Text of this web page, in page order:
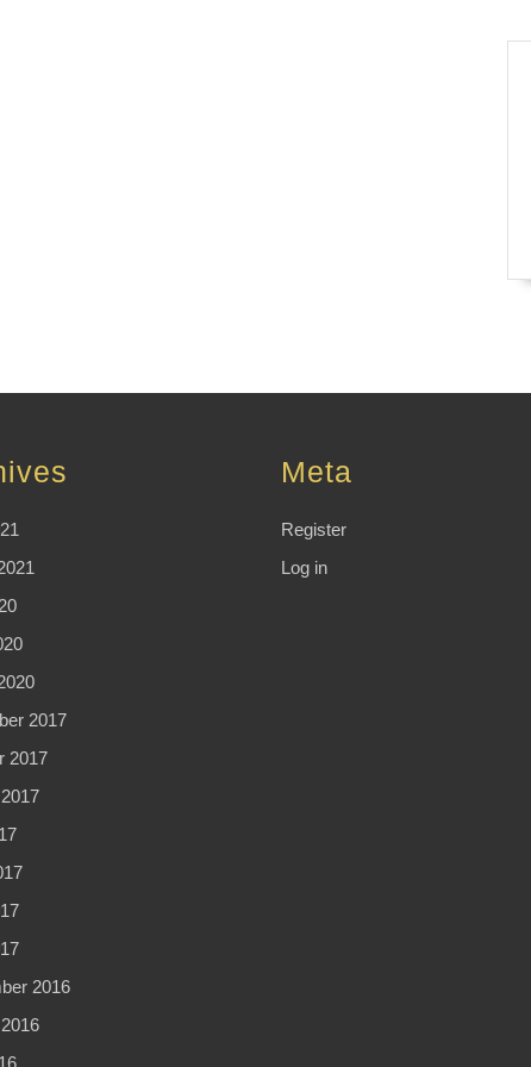
2017
2017
2016
Meta
Register
Log in